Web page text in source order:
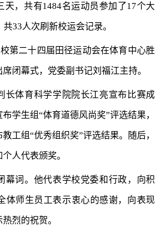
天，共有1484名运动员参加了17个大
33人次刷新校运会记录。
第二十四届田径运动会在体育中心胜
闭幕式，党委副书记刘福江主持。
长体育科学学院院长江亮宣布比赛成
学生组“体育道德风尚奖”评选结果，
工组“优秀组织奖”评选结果。随后，
人代表颁奖。
幕词。他代表学校党委和行政，向积
体师生员工表示衷心的感谢，向表现
烈的祝贺。